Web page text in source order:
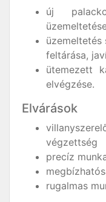
új
feltárása,
ütemezett
elvégzése.
Elvárások
végzettség
precíz
rugalmas